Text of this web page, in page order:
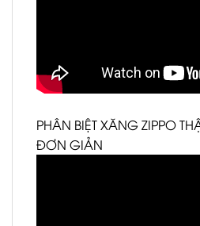
PHÂN BIỆT XĂNG ZIPPO
ĐƠN GIẢN